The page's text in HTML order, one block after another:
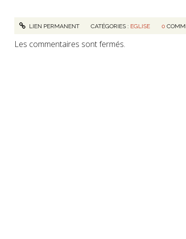
LIEN PERMANENT CATÉGORIES : EGLISE 0
Les commentaires sont fermés.